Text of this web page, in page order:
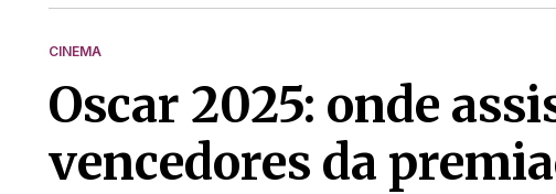
CINEMA
Oscar 2025: onde
vencedores da